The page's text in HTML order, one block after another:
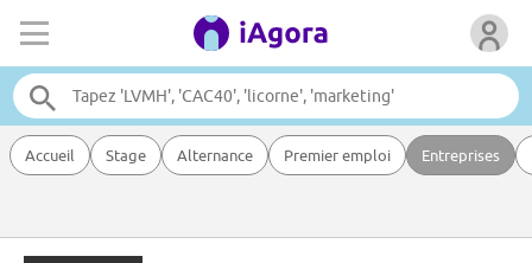
Accueil Stage Alternance Premier emploi Entreprises